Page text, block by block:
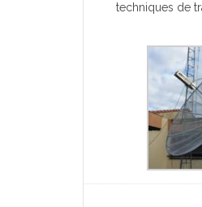
techniques de